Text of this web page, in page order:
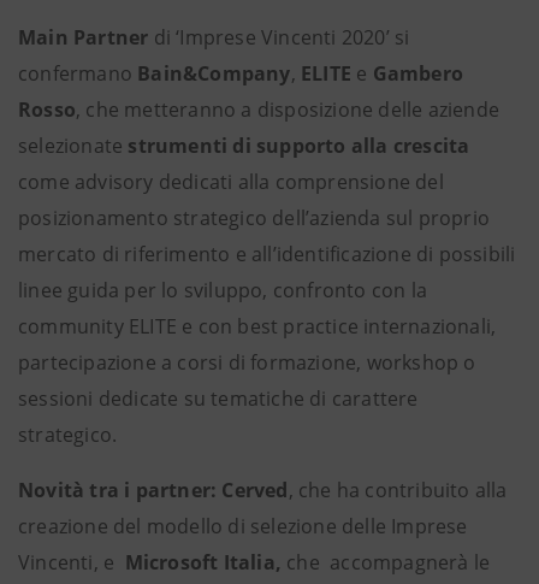
Main Partner di ‘Imprese Vincenti 2020’ si
confermano Bain&Company, ELITE e Gambero
Rosso, che metteranno a disposizione delle aziende
selezionate strumenti di supporto alla crescita
come advisory dedicati alla comprensione del
posizionamento strategico dell’azienda sul proprio
mercato di riferimento e all’identificazione di possibili
linee guida per lo sviluppo, confronto con la
community ELITE e con best practice internazionali,
partecipazione a corsi di formazione, workshop o
sessioni dedicate su tematiche di carattere
strategico.
Novità tra i partner: Cerved, che ha contribuito alla
creazione del modello di selezione delle Imprese
Vincenti, e Microsoft Italia, che accompagnerà le